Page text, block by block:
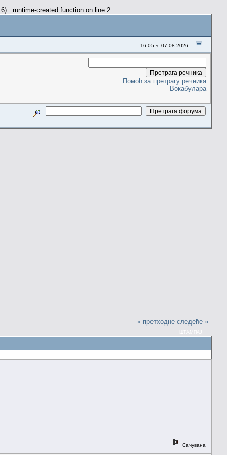
: runtime-created function on line 2
16.05 ч. 07.08.2026.
Помоћ за претрагу речника
Вокабулара
« претходне следеће »
Сачувана